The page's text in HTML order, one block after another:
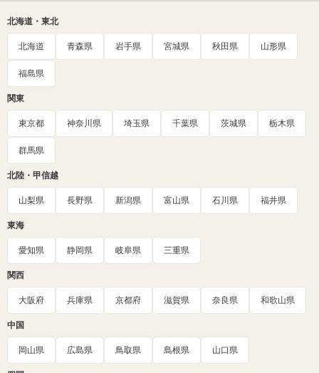
北海道・東北
北海道 青森県 岩手県 宮城県 秋田県 山形県
福島県
関東
東京都 神奈川県 埼玉県 千葉県 茨城県 栃木県
群馬県
北陸・甲信越
山梨県 長野県 新潟県 富山県 石川県 福井県
東海
愛知県 静岡県 岐阜県 三重県
関西
大阪府 兵庫県 京都府 滋賀県 奈良県 和歌山県
中国
岡山県 広島県 鳥取県 島根県 山口県